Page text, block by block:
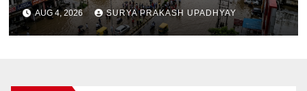
AUG 4, 2026 SURYA PRAKASH UPADHYAY